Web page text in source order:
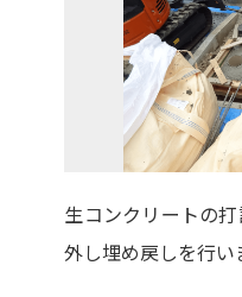
生コンクリートの
外し埋め戻しを行い